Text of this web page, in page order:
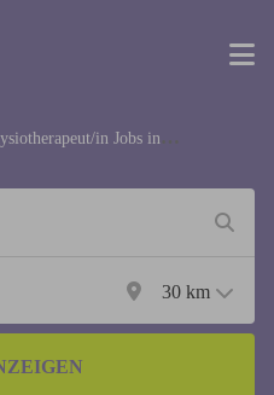
in Jobs in
30 km